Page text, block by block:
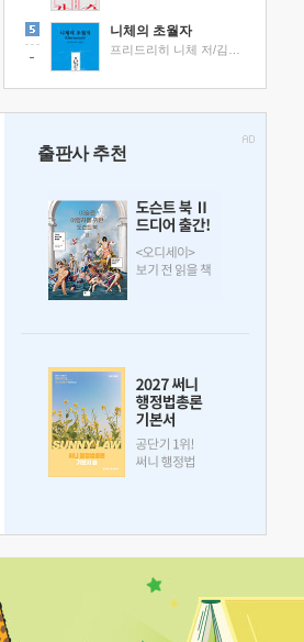
니체의 초월자
출판사 추천